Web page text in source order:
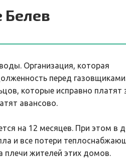
Белев
Организация, которая
перед
которые исправно платят
авансово.
на 12 месяцев. При этом в
и все потери
плечи жителей этих домов.